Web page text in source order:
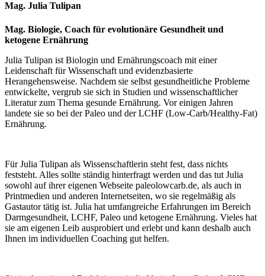
Mag. Julia Tulipan
Mag. Biologie, Coach für evolutionäre Gesundheit und
ketogene Ernährung
Julia Tulipan ist Biologin und Ernährungscoach mit einer
Leidenschaft für Wissenschaft und evidenzbasierte
Herangehensweise. Nachdem sie selbst gesundheitliche Probleme
entwickelte, vergrub sie sich in Studien und wissenschaftlicher
Literatur zum Thema gesunde Ernährung. Vor einigen Jahren
landete sie so bei der Paleo und der LCHF (Low-Carb/Healthy-Fat)
Ernährung.
Für Julia Tulipan als Wissenschaftlerin steht fest, dass nichts
feststeht. Alles sollte ständig hinterfragt werden und das tut Julia
sowohl auf ihrer eigenen Webseite paleolowcarb.de, als auch in
Printmedien und anderen Internetseiten, wo sie regelmäßig als
Gastautor tätig ist. Julia hat umfangreiche Erfahrungen im Bereich
Darmgesundheit, LCHF, Paleo und ketogene Ernährung. Vieles hat
sie am eigenen Leib ausprobiert und erlebt und kann deshalb auch
Ihnen im individuellen Coaching gut helfen.